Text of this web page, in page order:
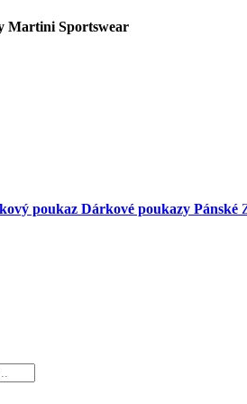
Martini Sportswear
poukaz Dárkové poukazy Pánské